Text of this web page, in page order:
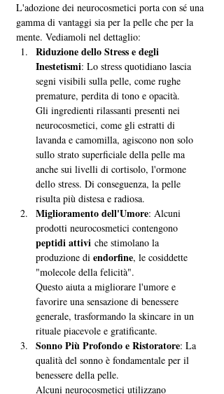
L'adozione dei neurocosmetici porta con sé una
gamma di vantaggi sia per la pelle che per la
mente. Vediamoli nel dettaglio:
Riduzione dello Stress e degli
Inestetismi: Lo stress quotidiano lascia
segni visibili sulla pelle, come rughe
premature, perdita di tono e opacità.
Gli ingredienti rilassanti presenti nei
neurocosmetici, come gli estratti di
lavanda e camomilla, agiscono non solo
sullo strato superficiale della pelle ma
anche sui livelli di cortisolo, l'ormone
dello stress. Di conseguenza, la pelle
risulta più distesa e radiosa.
Miglioramento dell'Umore: Alcuni
prodotti neurocosmetici contengono
peptidi attivi che stimolano la
produzione di endorfine, le cosiddette
"molecole della felicità".
Questo aiuta a migliorare l'umore e
favorire una sensazione di benessere
generale, trasformando la skincare in un
rituale piacevole e gratificante.
Sonno Più Profondo e Ristoratore: La
qualità del sonno è fondamentale per il
benessere della pelle.
Alcuni neurocosmetici utilizzano